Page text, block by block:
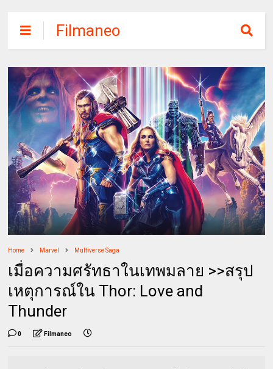
Filmaneo
Home Marvel Multiverse Saga
เมื่อความศรัทธาในเทพมลาย >>สรุป
เหตุการณ์ใน Thor: Love and
Thunder
0 Filmaneo